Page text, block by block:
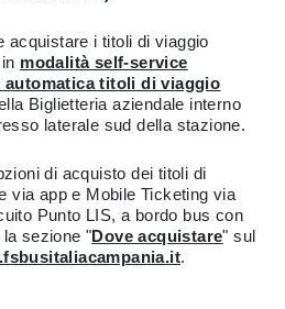
acquistare i titoli di viaggio
modalità self-service
automatica titoli di viaggio
Biglietteria aziendale interno
laterale sud della stazione.
di acquisto dei titoli di
via app e Mobile Ticketing via
Punto LIS, a bordo bus con
sezione "Dove acquistare" sul
.